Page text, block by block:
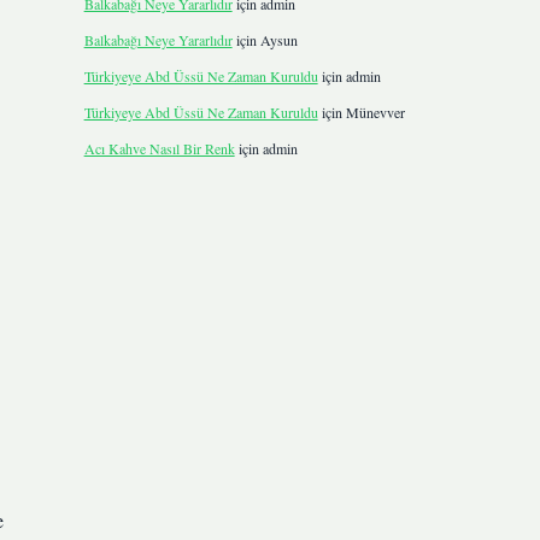
Balkabağı Neye Yararlıdıriçin Aysun
Türkiyeye Abd Üssü Ne Zaman Kuruldu için admin
Türkiyeye Abd Üssü Ne Zaman Kuruldu için Münevver
Acı Kahve Nasıl Bir Renkiçin admin